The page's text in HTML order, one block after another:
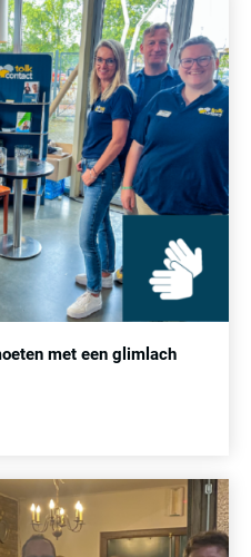
met een glimlach